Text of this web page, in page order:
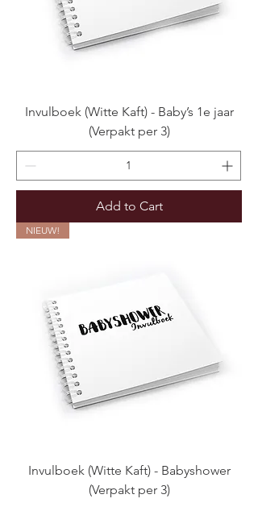
Invulboek (Witte Kaft) - Baby’s 1e jaar
(Verpakt per 3)
Add to Cart
NIEUW!
Invulboek (Witte Kaft) - Babyshower
(Verpakt per 3)